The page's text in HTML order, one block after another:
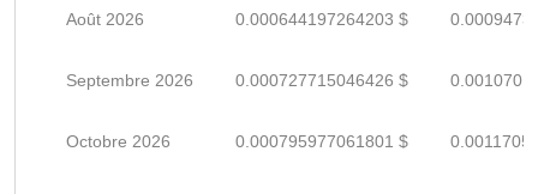
Août 2026 0.000644197264203 $
Septembre 2026 0.000727715046426 $
Octobre 2026 0.000795977061801 $